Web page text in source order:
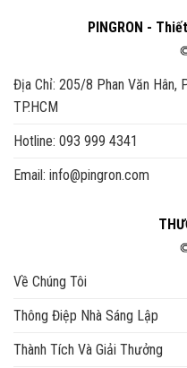
PINGRON -
Địa Chỉ: 205/8 Phan Văn Hân,
TP.HCM
Hotline: 093 999 4341
Email: info@pingron.com
Về Chúng Tôi
Thông Điệp Nhà Sáng Lập
Thành Tích Và Giải Thưởng